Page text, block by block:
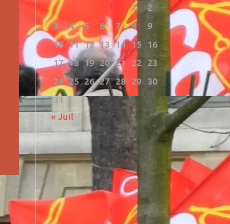
1
2
3
4 5 6 7 8
9
10 11 12 13 14 15
16
17 18 19 20 21 22 23
24 25 26 27 28 29 30
31
« Juil